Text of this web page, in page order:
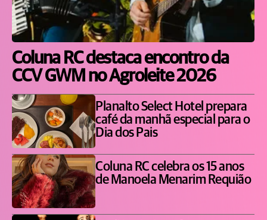
Coluna RC destaca encontro da
CCV GWM no Agroleite 2026
Planalto Select Hotel prepara
café da manhã especial para o
Dia dos Pais
Coluna RC celebra os 15 anos
de Manoela Menarim Requião